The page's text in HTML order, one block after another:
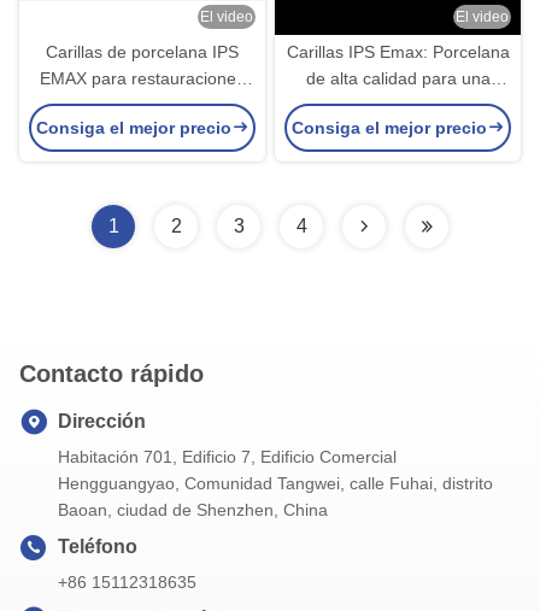
El video
Carillas de porcelana IPS
EMAX para restauraciones
de dientes frontales de
aspecto natural
Consiga el mejor precio
El video
Carillas IPS Emax: Porcelana
de alta calidad para una
sonrisa natural
Consiga el mejor precio
1 2 3 4
Contacto rápido
Dirección
Habitación 701, Edificio 7, Edificio Comercial
Hengguangyao, Comunidad Tangwei, calle Fuhai, distrito
Baoan, ciudad de Shenzhen, China
Teléfono
+86 15112318635